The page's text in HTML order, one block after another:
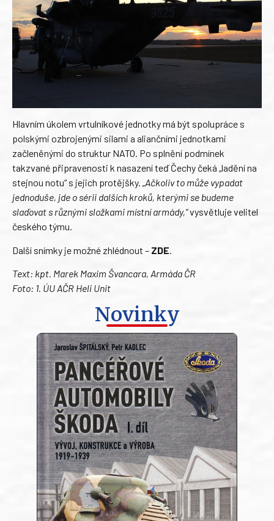
Hlavním úkolem vrtulníkové jednotky má být spolupráce s
polskými ozbrojenými silami a aliančními jednotkami
začleněnými do struktur NATO. Po splnění podmínek
takzvané připravenosti k nasazení teď Čechy čeká „ladění na
stejnou notu“ s jejich protějšky. „Ačkoliv to může vypadat
jednoduše, jde o sérii dalších kroků, kterými se budeme
slaďovat s různými složkami místní armády,“vysvětluje velitel
českého týmu.
Další snímky je možné zhlédnout – ZDE.
Text: kpt. Marek Maxim Švancara, Armáda ČR
Foto: 1. ÚU AČR Heli Unit
Novinky